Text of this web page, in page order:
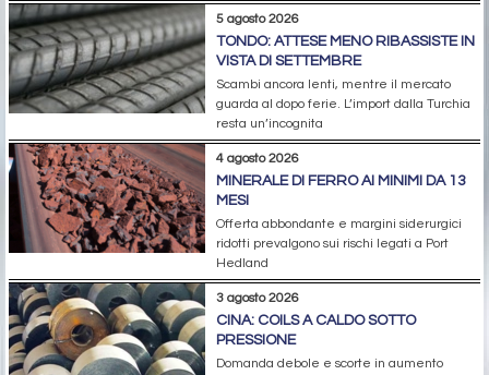
5 agosto 2026
TONDO: ATTESE MENO RIBASSISTE IN
VISTA DI SETTEMBRE
Scambi ancora lenti, mentre il mercato
guarda al dopo ferie. L’import dalla Turchia
resta un’incognita
4 agosto 2026
MINERALE DI FERRO AI MINIMI DA 13
MESI
Offerta abbondante e margini siderurgici
ridotti prevalgono sui rischi legati a Port
Hedland
3 agosto 2026
CINA: COILS A CALDO SOTTO
PRESSIONE
Domanda debole e scorte in aumento